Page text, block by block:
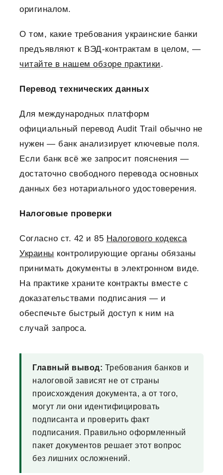
оригиналом.
О том, какие требования украинские банки
предъявляют к ВЭД-контрактам в целом, —
читайте в нашем обзоре практики.
Перевод технических данных
Для международных платформ
официальный перевод Audit Trail обычно не
нужен — банк анализирует ключевые поля.
Если банк всё же запросит пояснения —
достаточно свободного перевода основных
данных без нотариального удостоверения.
Налоговые проверки
Согласно ст. 42 и 85 Налогового кодекса
Украины контролирующие органы обязаны
принимать документы в электронном виде.
На практике храните контракты вместе с
доказательствами подписания — и
обеспечьте быстрый доступ к ним на
случай запроса.
Главный вывод: Требования банков и
налоговой зависят не от страны
происхождения документа, а от того,
могут ли они идентифицировать
подписанта и проверить факт
подписания. Правильно оформленный
пакет документов решает этот вопрос
без лишних осложнений.